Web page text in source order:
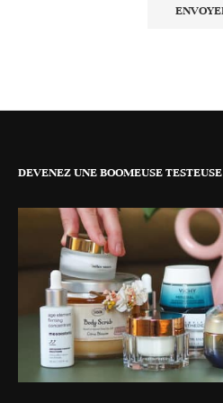
DEVENEZ UNE BOOMEUSE TESTEUSE